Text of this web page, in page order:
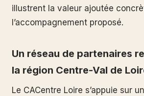
illustrent la valeur ajoutée
l’accompagnement proposé.
Un réseau de partenaires
la région Centre-Val de
Le CACentre Loire s’appuie sur